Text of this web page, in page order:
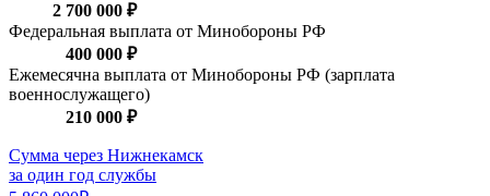
2 700 000 ₽
Федеральная выплата от Минобороны РФ
400 000 ₽
Ежемесячна выплата от Минобороны РФ (зарплата
военнослужащего)
210 000 ₽
Сумма через Нижнекамск
за один год службы